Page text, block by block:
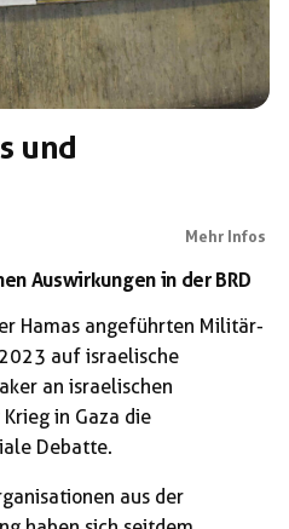
und
Mehr Infos
Auswirkungen in der BRD
Hamas angeführten Militär-
auf israelische
an israelischen
in Gaza die
Debatte.
aus der